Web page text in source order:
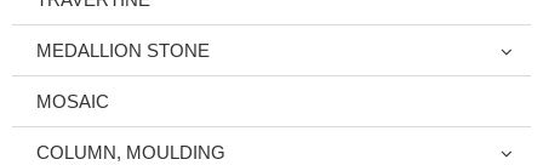
MEDALLION STONE
MOSAIC
COLUMN, MOULDING